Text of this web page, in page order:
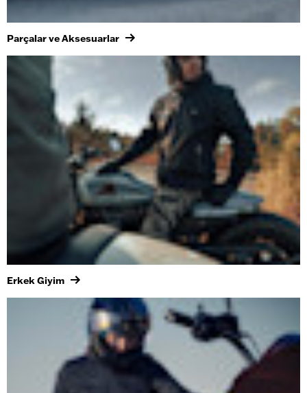
Parçalar ve Aksesuarlar
Erkek Giyim